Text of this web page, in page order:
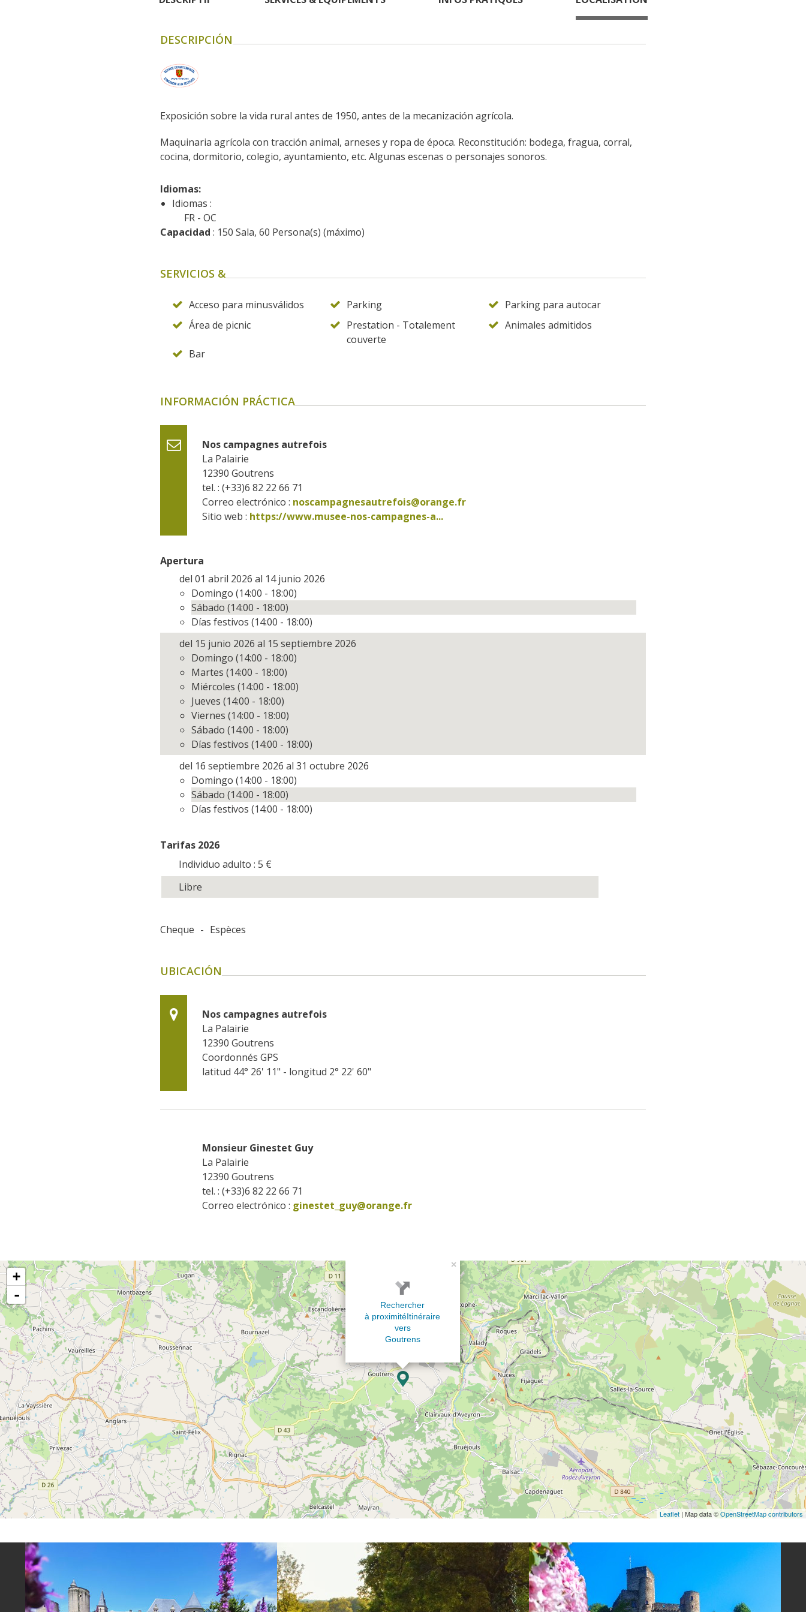
DESCRIPCIÓN
Exposición sobre la vida rural antes de 1950, antes de la mecanización agrícola.
Maquinaria agrícola con tracción animal, arneses y ropa de época. Reconstitución: bodega, fragua, corral,
cocina, dormitorio, colegio, ayuntamiento, etc. Algunas escenas o personajes sonoros.
Idiomas:
Idiomas :
FR
OC
Capacidad : 150 Sala, 60 Persona(s) (máximo)
SERVICIOS &
Acceso para minusválidos Parking
Parking para autocar
Área de picnic
Prestation - Totalement
couverte
Animales admitidos
Bar
INFORMACIÓN PRÁCTICA
Nos campagnes autrefois
La Palairie
12390 Goutrens
tel. : (+33)6 82 22 66 71
Correo electrónico : noscampagnesautrefois@orange.fr
Sitio web : https://www.musee-nos-campagnes-a...
Apertura
del 01 abril 2026 al 14 junio 2026
Domingo (14:00 - 18:00)
Sábado (14:00 - 18:00)
Días festivos (14:00 - 18:00)
del 15 junio 2026 al 15 septiembre 2026
Domingo (14:00 - 18:00)
Martes (14:00 - 18:00)
Miércoles (14:00 - 18:00)
Jueves (14:00 - 18:00)
Viernes (14:00 - 18:00)
Sábado (14:00 - 18:00)
Días festivos (14:00 - 18:00)
del 16 septiembre 2026 al 31 octubre 2026
Domingo (14:00 - 18:00)
Sábado (14:00 - 18:00)
Días festivos (14:00 - 18:00)
Tarifas 2026
Individuo adulto : 5 €
Libre
Cheque - Espèces
UBICACIÓN
Nos campagnes autrefois
La Palairie
12390 Goutrens
Coordonnés GPS
latitud 44° 26' 11" - longitud 2° 22' 60"
Monsieur Ginestet Guy
La Palairie
12390 Goutrens
tel. : (+33)6 82 22 66 71
Correo electrónico : ginestet_guy@orange.fr
×
Rechercher
à proximitéItinéraire
vers
Goutrens
+
-
Leaflet | Map data ©OpenStreetMap contributors